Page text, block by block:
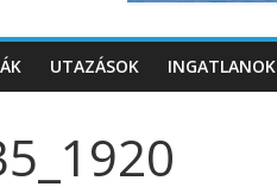
UTAZÁSOK INGATLANOK